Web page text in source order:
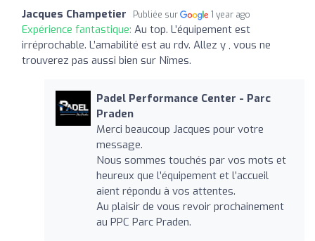
Jacques Champetier Publiée sur 1 year ago
Expérience fantastique: Au top. L’équipement est
irréprochable. L’amabilité est au rdv. Allez y , vous ne
trouverez pas aussi bien sur Nîmes.
Padel Performance Center - Parc
Praden
Merci beaucoup Jacques pour votre
message.
Nous sommes touchés par vos mots et
heureux que l’équipement et l’accueil
aient répondu à vos attentes.
Au plaisir de vous revoir prochainement
au PPC Parc Praden.